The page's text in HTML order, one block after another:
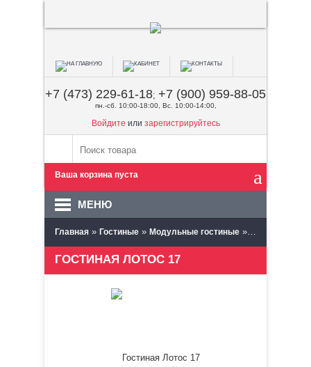
+7 (473) 229-61-18; +7 (900) 959-88-05
пн.-сб. 10:00-18:00, Вс. 10:00-14:00,
Войдите или зарегистрируйтесь
Ваша корзина пуста
МЕНЮ
Главная » Гостиные » Модульные гостиные » Сантан
ГОСТИНАЯ ЛОТОС 17